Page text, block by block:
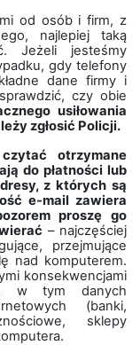
od osób i firm, z
najlepiej taką
Jeżeli jesteśmy
gdy telefony
dane firmy i
czy obie
usiłowania
zgłosić Policji.
otrzymane
do płatności lub
z których są
e-mail zawiera
proszę go
– najczęściej
przejmujące
nad komputerem.
konsekwencjami
w tym danych
(banki,
sklepy